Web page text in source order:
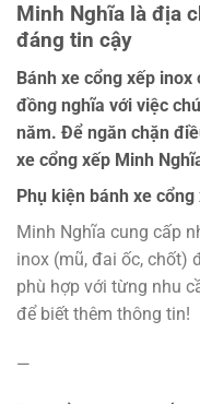
Minh Nghĩa là địa
đáng tin cậy
Bánh xe cổng xếp
đồng nghĩa với việc
năm. Để ngăn chặn
xe cổng xếp Minh
Phụ kiện bánh xe cổng
Minh Nghĩa cung cấp
inox (mũ, đai ốc, chốt)
phù hợp với từng nhu
để biết thêm thông tin!
—